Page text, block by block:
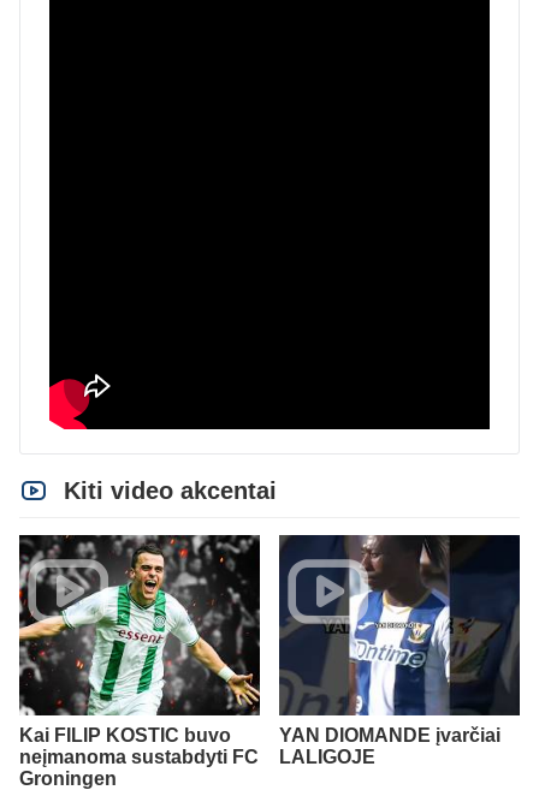
Kiti video akcentai
Kai FILIP KOSTIC buvo
neįmanoma sustabdyti FC
Groningen
YAN DIOMANDE įvarčiai
LALIGOJE